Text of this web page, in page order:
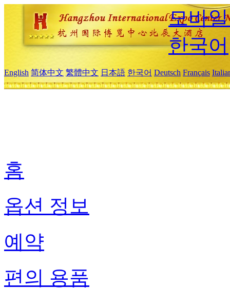
모바
한국어
English 简体中文 繁體中文 日本語 한국어 Deutsch Français
홈
옵션 정보
예약
편의 용품